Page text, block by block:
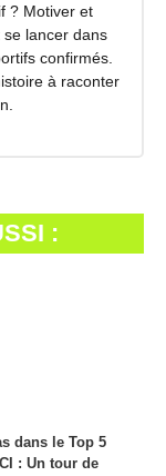
? Motiver et
lancer dans
confirmés.
à raconter
:
dans le Top 5
: Un tour de